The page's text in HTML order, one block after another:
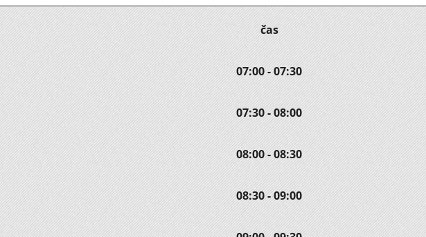
čas
07:00 - 07:30
07:30 - 08:00
08:00 - 08:30
08:30 - 09:00